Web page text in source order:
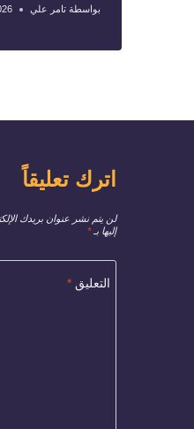
بواسطة تامر علي
اترك تعليقاً
لن يتم نشر عنوان بريدك
إليها بـ*
التعليق *